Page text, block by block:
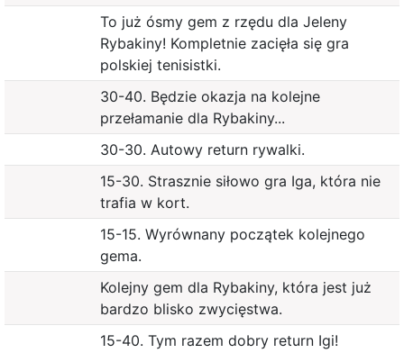
To już ósmy gem z rzędu dla Jeleny
Rybakiny! Kompletnie zacięła się gra
polskiej tenisistki.
30-40. Będzie okazja na kolejne
przełamanie dla Rybakiny...
30-30. Autowy return rywalki.
15-30. Strasznie siłowo gra Iga, która nie
trafia w kort.
15-15. Wyrównany początek kolejnego
gema.
Kolejny gem dla Rybakiny, która jest już
bardzo blisko zwycięstwa.
15-40. Tym razem dobry return Igi!